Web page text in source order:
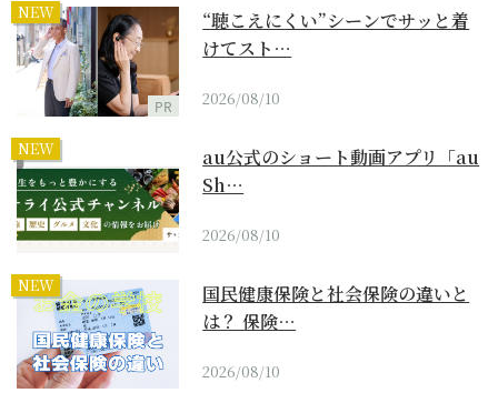
NEW
PR
“聴こえにくい”シーンでサッと着
けてスト…
2026/08/10
NEW
au公式のショート動画アプリ「au
Sh…
2026/08/10
NEW
国民健康保険と社会保険の違いと
は？ 保険…
2026/08/10